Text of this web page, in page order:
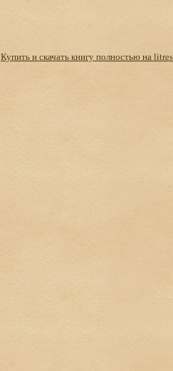
Купить и скачать книгу полностью на